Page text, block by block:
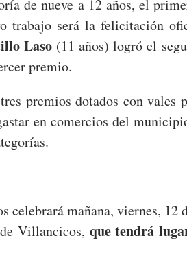
de nueve a 12 años, el
trabajo será la felicitación
Laso (11 años) logró el
premio.
premios dotados con vales
en comercios del
celebrará mañana, viernes, 12
Villancicos, que tendrá